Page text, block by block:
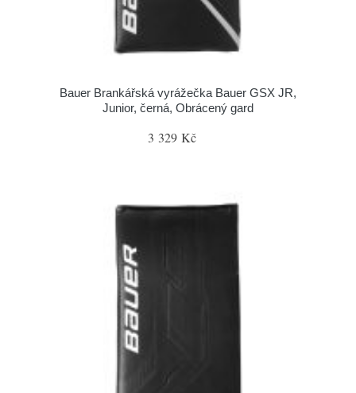
Bauer Brankářská vyrážečka Bauer GSX JR,
Junior, černá, Obrácený gard
3 329 Kč